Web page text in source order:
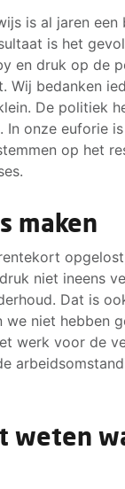
is al jaren een
is het
en druk op de
Wij bedanken
De politiek
In onze euforie
op het
maken
niet ineens
Dat is
niet hebben
werk voor de
weten